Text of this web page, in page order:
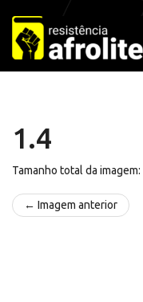
Pular
para
o
conteúdo
1.4
Tamanho total da imagem:
← Imagem anterior